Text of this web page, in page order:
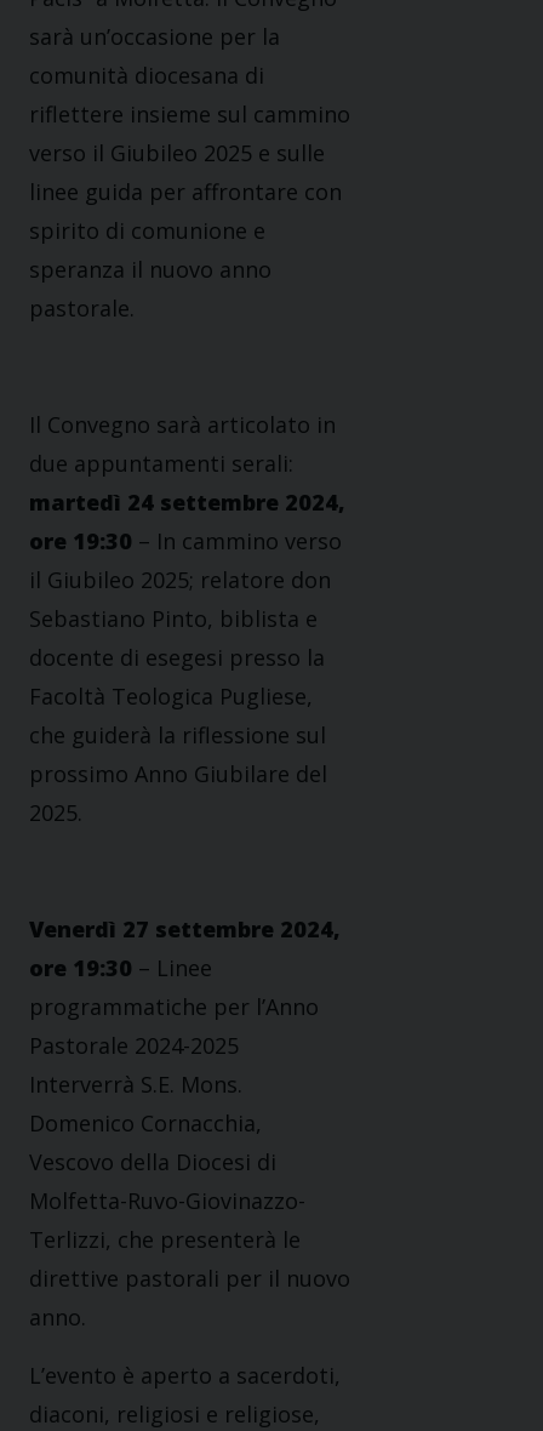
sarà un’occasione per la
comunità diocesana di
riflettere insieme sul cammino
verso il Giubileo 2025 e sulle
linee guida per affrontare con
spirito di comunione e
speranza il nuovo anno
pastorale.
Il Convegno sarà articolato in
due appuntamenti serali:
martedì 24 settembre 2024,
ore 19:30 – In cammino verso
il Giubileo 2025; relatore don
Sebastiano Pinto, biblista e
docente di esegesi presso la
Facoltà Teologica Pugliese,
che guiderà la riflessione sul
prossimo Anno Giubilare del
2025.
Venerdì 27 settembre 2024,
ore 19:30 – Linee
programmatiche per l’Anno
Pastorale 2024-2025
Interverrà S.E. Mons.
Domenico Cornacchia,
Vescovo della Diocesi di
Molfetta-Ruvo-Giovinazzo-
Terlizzi, che presenterà le
direttive pastorali per il nuovo
anno.
L’evento è aperto a sacerdoti,
diaconi, religiosi e religiose,